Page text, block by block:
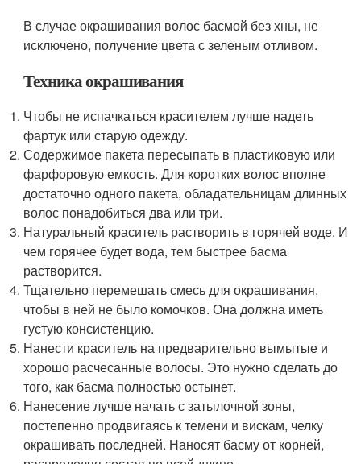
В случае окрашивания волос басмой без хны, не
исключено, получение цвета с зеленым отливом.
Техника окрашивания
Чтобы не испачкаться красителем лучше надеть
фартук или старую одежду.
Содержимое пакета пересыпать в пластиковую или
фарфоровую емкость. Для коротких волос вполне
достаточно одного пакета, обладательницам длинных
волос понадобиться два или три.
Натуральный краситель растворить в горячей воде. И
чем горячее будет вода, тем быстрее басма
растворится.
Тщательно перемешать смесь для окрашивания,
чтобы в ней не было комочков. Она должна иметь
густую консистенцию.
Нанести краситель на предварительно вымытые и
хорошо расчесанные волосы. Это нужно сделать до
того, как басма полностью остынет.
Нанесение лучше начать с затылочной зоны,
постепенно продвигаясь к темени и вискам, челку
окрашивать последней. Наносят басму от корней,